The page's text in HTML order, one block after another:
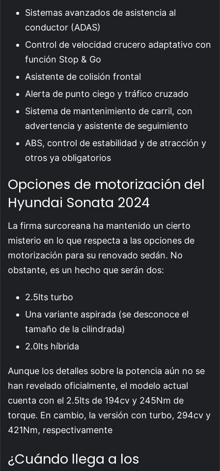
Sistemas avanzados de asistencia al
conductor (ADAS)
Control de velocidad crucero adaptativo con
función Stop & Go
Asistente de colisión frontal
Alerta de punto ciego y tráfico cruzado
Sistema de mantenimiento de carril, con
advertencia y asistente de seguimiento
ABS, control de estabilidad y de atracción y
otros ya obligatorios
Opciones de motorización del
Hyundai Sonata 2024
La firma surcoreana ha mantenido un cierto
misterio en lo que respecta a las opciones de
motorización para su renovado sedán. No
obstante, es un hecho que serán dos:
2.5lts turbo
Una variante aspirada (se desconoce el
tamaño de la cilindrada)
2.0lts híbrida
Aunque los detalles sobre la potencia aún no se
han revelado oficialmente, el modelo actual
cuenta con el 2.5lts de 194cv y 245Nm de
torque. En cambio, la versión con turbo, 294cv y
421Nm, respectivamente
¿Cuándo llega a los